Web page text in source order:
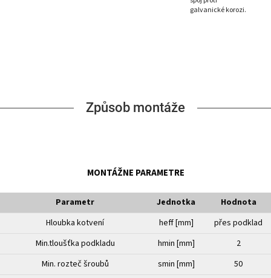
galvanické korozi.
Způsob montáže
MONTÁŽNE PARAMETRE
Parametr Jednotka
Hodnota
Hloubka kotvení
heff [mm]
přes podklad
Min.tloušťka podkladu
hmin [mm]
2
Min. rozteč šroubů
smin [mm]
50